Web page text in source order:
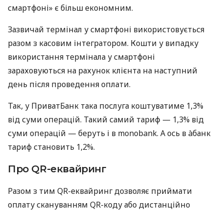
смартфоні» є більш економним.
Зазвичай термінал у смартфоні використовується
разом з касовим інтегратором. Кошти у випадку
використання термінала у смартфоні
зараховуються на рахунок клієнта на наступний
день після проведення оплати.
Так, у ПриватБанк така послуга коштуватиме 1,3%
від суми операцій. Такий самий тариф — 1,3% від
суми операцій — беруть і в monobank. А ось в àбанк
тариф становить 1,2%.
Про QR-еквайринг
Разом з тим QR-еквайринг дозволяє приймати
оплату скануванням QR-коду або дистанційно